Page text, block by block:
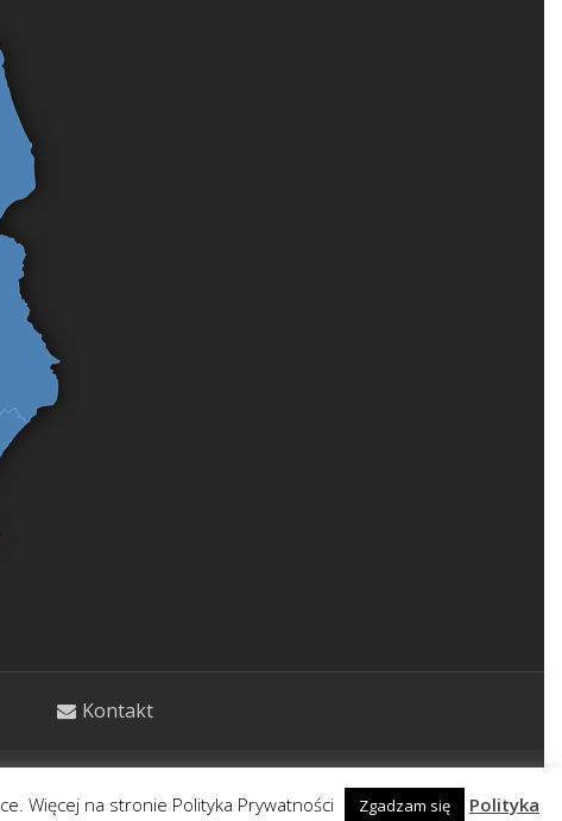
Kontakt
Wpisy nie stanowią porady lekarskiej.
Więcej na stronie Polityka Prywatności Zgadzam się Polityka